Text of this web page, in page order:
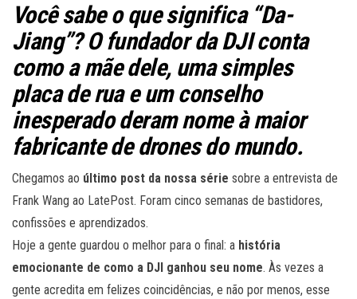
Você sabe o que significa “Da-
Jiang”? O fundador da DJI conta
como a mãe dele, uma simples
placa de rua e um conselho
inesperado deram nome à maior
fabricante de drones do mundo.
Chegamos ao último post da nossa série sobre a entrevista de
Frank Wang ao LatePost. Foram cinco semanas de bastidores,
confissões e aprendizados.
Hoje a gente guardou o melhor para o final: a história
emocionante de como a DJI ganhou seu nome. Às vezes a
gente acredita em felizes coincidências, e não por menos, esse